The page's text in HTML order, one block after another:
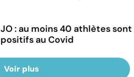
JO : au moins 40 athlètes sont
positifs au Covid
Voir plus